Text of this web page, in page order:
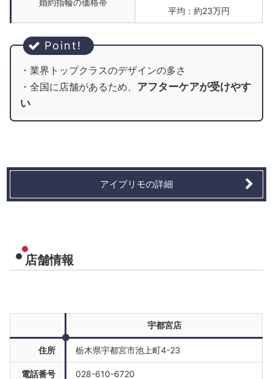
平均：約23万円
・業界トップクラスのデザインの多さ
・全国に店舗があるため、 アフターケアが受けやす
い
アイプリモの詳細
店舗情報
宇都宮店
住所 栃木県宇都宮市池上町4-23
電話番号 028-610-6720